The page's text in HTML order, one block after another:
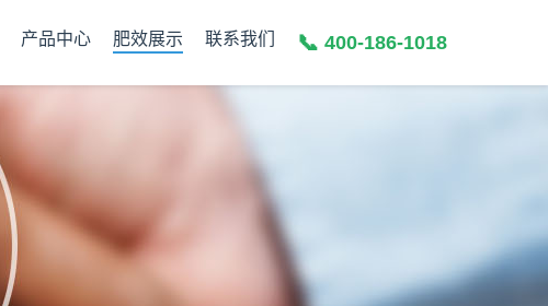
产品中心 肥效展示 联系我们 📞 400-186-1018